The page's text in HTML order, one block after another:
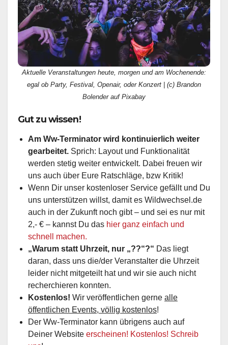
Aktuelle Veranstaltungen heute, morgen und am Wochenende:
egal ob Party, Festival, Openair, oder Konzert | (c) Brandon
Bolender auf Pixabay
Gut zu wissen!
Am Ww-Terminator wird kontinuierlich weiter
gearbeitet. Sprich: Layout und Funktionalität
werden stetig weiter entwickelt. Dabei freuen wir
uns auch über Eure Ratschläge, bzw Kritik!
Wenn Dir unser kostenloser Service gefällt und Du
uns unterstützen willst, damit es Wildwechsel.de
auch in der Zukunft noch gibt – und sei es nur mit
2,- € – kannst Du das hier ganz einfach und
schnell machen.
„Warum statt Uhrzeit, nur „??“?“ Das liegt
daran, dass uns die/der Veranstalter die Uhrzeit
leider nicht mitgeteilt hat und wir sie auch nicht
recherchieren konnten.
Kostenlos! Wir veröffentlichen gerne alle
öffentlichen Events, völlig kostenlos!
Der Ww-Terminator kann übrigens auch auf
Deiner Website erscheinen! Kostenlos! Schreib